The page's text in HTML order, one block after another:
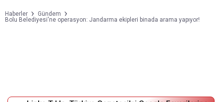
Haberler
Gündem
Bolu Belediyesi'ne operasyon: Jandarma ekipleri binada arama yapıyor!